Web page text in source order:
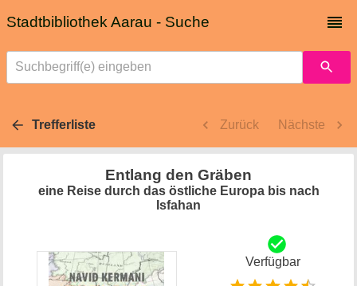
Stadtbibliothek Aarau - Suche
Suchbegriff(e) eingeben
Trefferliste Zurück Nächste
Entlang den Gräben
eine Reise durch das östliche Europa bis nach
Isfahan
Verfügbar